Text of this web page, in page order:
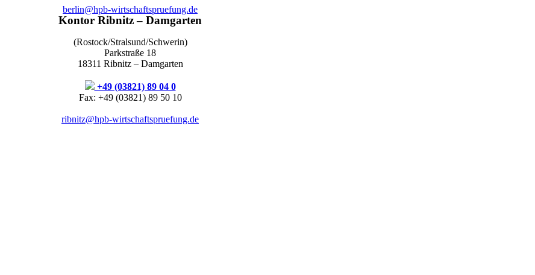
berlin@hpb-wirtschaftspruefung.de
Kontor Ribnitz – Damgarten
(Rostock/Stralsund/Schwerin)
Parkstraße 18
18311 Ribnitz – Damgarten
+49 (03821) 89 04 0
Fax: +49 (03821) 89 50 10
ribnitz@hpb-wirtschaftspruefung.de